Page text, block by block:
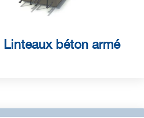
Linteaux béton armé